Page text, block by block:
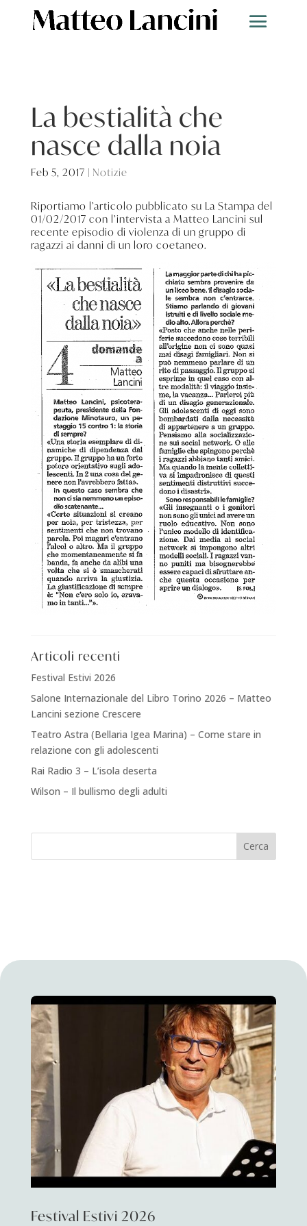
La bestialità che
nasce dalla noia
Feb 5, 2017 | Notizie
Riportiamo l’articolo pubblicato su La Stampa del
01/02/2017 con l’intervista a Matteo Lancini sul
recente episodio di violenza di un gruppo di
ragazzi ai danni di un loro coetaneo.
Articoli recenti
Festival Estivi 2026
Salone Internazionale del Libro Torino 2026 – Matteo
Lancini sezione Crescere
Teatro Astra (Bellaria Igea Marina) – Come stare in
relazione con gli adolescenti
Rai Radio 3 – L’isola deserta
Wilson – Il bullismo degli adulti
Festival Estivi 2026